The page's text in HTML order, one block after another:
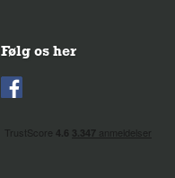
Følg os her